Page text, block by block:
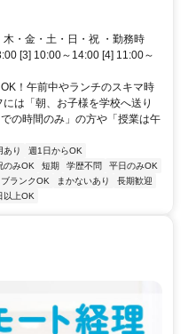
・金・土・日・祝 ・勤務時
[3] 10:00～14:00 [4] 11:00～
！午前中やランチのスキマ時
は「朝、お子様を学校へ送り
の時間のみ」の方や「授業は午
あり
週1日からOK
のみOK 短期 学歴不問
平日のみOK
ブランクOK まかないあり
長期歓迎
以上OK